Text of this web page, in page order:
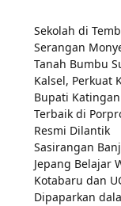
Sekolah di
Serangan
Tanah Bumbu
Kalsel, Perkuat
Bupati
Terbaik di
Resmi Dilantik
Sasirangan
Jepang Belajar
Kotabaru dan
Dipaparkan